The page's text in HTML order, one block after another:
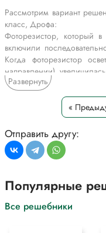
Рассмотрим вариант
класс, Дрофа:
Фоторезистор, который
включили
Когда фоторезистор
направлении)
фоторезистора?
*Текст задания
для более полного
Развернуть
«
Отправить другу:
Популярные
Все решебники